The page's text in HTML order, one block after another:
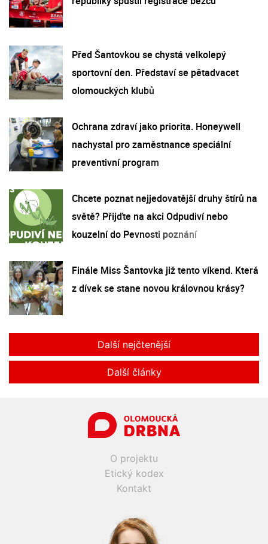
Před Šantovkou se chystá velkolepý
sportovní den. Představí se pětadvacet
olomouckých klubů
Ochrana zdraví jako priorita. Honeywell
nachystal pro zaměstnance speciální
preventivní program
Chcete poznat nejjedovatější druhy štírů na
světě? Přijďte na akci Odpudiví nebo
kouzelní do Pevnosti poznání
Finále Miss Šantovka již tento víkend. Která
z dívek se stane novou královnou krásy?
Další nejčtenější
Další články
O projektu
Etický kodex
Kontakt